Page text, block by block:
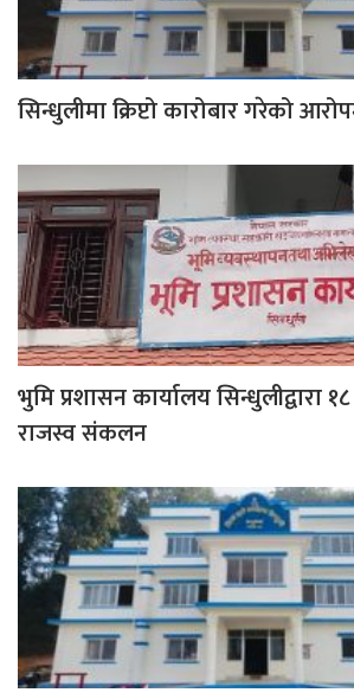
सिन्धुलीमा क्रिप्टो कारोबार गरेको
भुमि प्रशासन कार्यालय सिन्धुलीद्वारा
राजस्व संकलन